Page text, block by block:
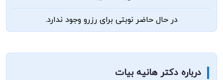
در حال حاضر نوبتی برای رزرو وجود ندارد.
درباره دکتر هانیه بیات